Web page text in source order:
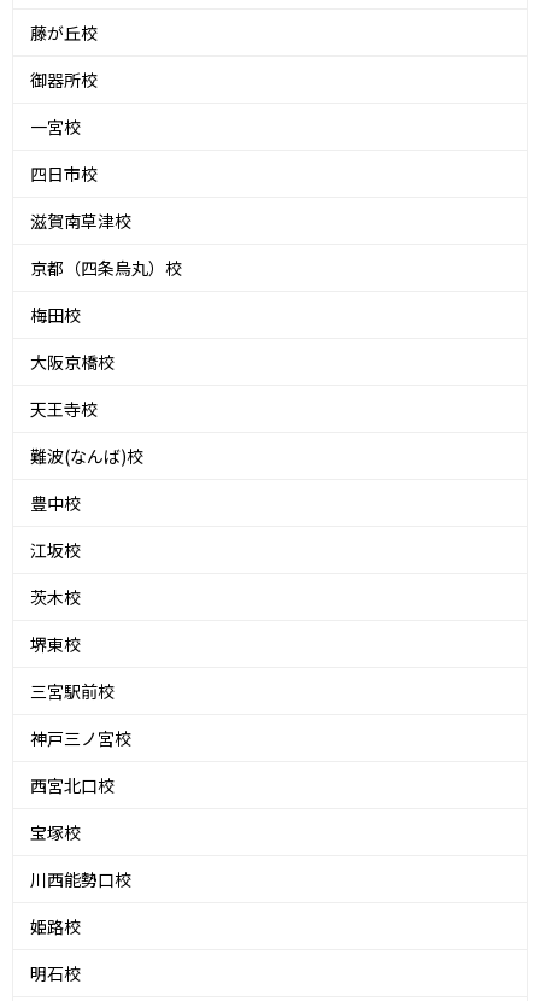
藤が丘校
御器所校
一宮校
四日市校
滋賀南草津校
京都（四条烏丸）校
梅田校
大阪京橋校
天王寺校
難波(なんば)校
豊中校
江坂校
茨木校
堺東校
三宮駅前校
神戸三ノ宮校
西宮北口校
宝塚校
川西能勢口校
姫路校
明石校